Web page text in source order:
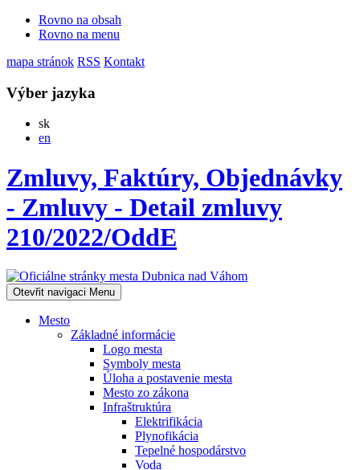
Rovno na obsah
Rovno na menu
mapa stránok RSS Kontakt
Výber jazyka
skSlovensky
en
Zmluvy, Faktúry, Objednávky
- Zmluvy - Detail zmluvy
210/2022/OddE
Otevřit navigaci Menu
Mesto
Základné informácie
Logo mesta
Symboly mesta
Úloha a postavenie mesta
Mesto zo zákona
Infraštruktúra
Elektrifikácia
Plynofikácia
Tepelné hospodárstvo
Voda